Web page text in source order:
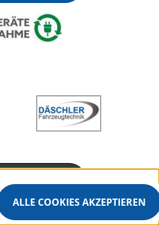
ALLE COOKIES AKZEPTIEREN